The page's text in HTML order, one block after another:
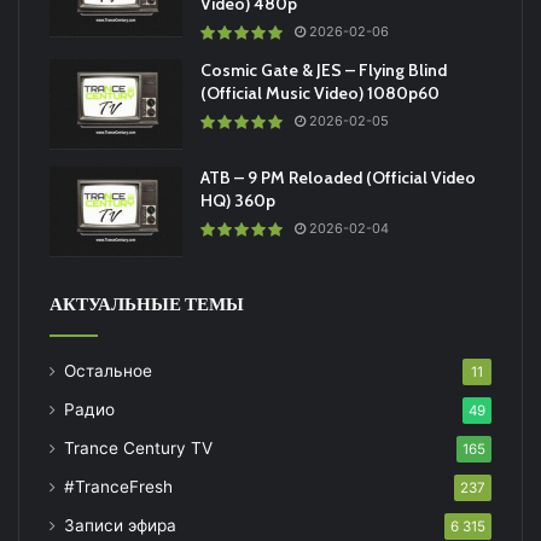
2026-02-06
Cosmic Gate & JES – Flying Blind
(Official Music Video) 1080p60
2026-02-05
ATB – 9 PM Reloaded (Official Video
HQ) 360p
2026-02-04
АКТУАЛЬНЫЕ ТЕМЫ
Остальное 11
Радио 49
Trance Century TV 165
#TranceFresh 237
Записи эфира 6 315